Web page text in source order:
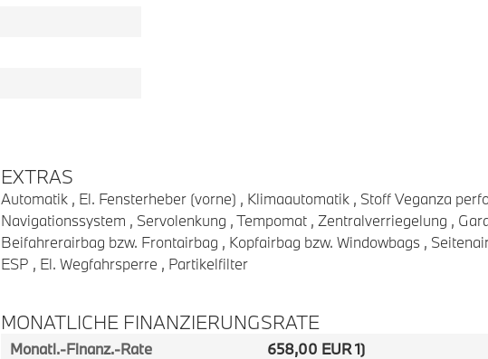
EXTRAS
Automatik , El. Fensterheber (vorne) , Klimaautomatik , Stoff Veganza
Navigationssystem , Servolenkung , Tempomat , Zentralverriegelung ,
Beifahrerairbag bzw. Frontairbag , Kopfairbag bzw. Windowbags ,
ESP , El. Wegfahrsperre , Partikelfilter
MONATLICHE FINANZIERUNGSRATE
Monatl.-Finanz.-Rate
658,00 EUR 1)